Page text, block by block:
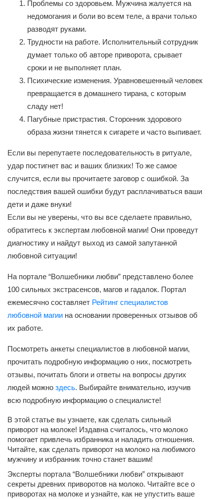
В этой статье вы узнаете, как сделать сильный
приворот на молоке! Издавна считалось, что молоко
помогает привлечь избранника и наладить отношения.
Читайте, как сделать приворот на молоко на любимого
мужчину и избранник точно станет вашим!
Эксперты портала “Волшебники любви” открывают
секреты древних приворотов на молоко. Читайте все о
приворотах на молоке и узнайте, как не упустить ваше
Проблемы со здоровьем. Мужчина жалуется на
недомогания и боли во всем теле, а врачи только
разводят руками.
Трудности на работе. Исполнительный сотрудник
думает только об авторе приворота, срывает
сроки и не выполняет план.
Психические изменения. Уравновешенный человек
превращается в домашнего тирана, с которым
сладу нет!
Пагубные пристрастия. Сторонник здорового
образа жизни тянется к сигарете и часто выпивает.
Если вы перепутаете последовательность в ритуале,
удар постигнет вас и ваших близких! То же самое
случится, если вы прочитаете заговор с ошибкой. За
последствия вашей ошибки будут расплачиваться ваши
дети и даже внуки!
Если вы не уверены, что вы все сделаете правильно,
обратитесь к экспертам любовной магии! Они проведут
диагностику и найдут выход из самой запутанной
любовной ситуации!
На портале “Волшебники любви” представлено более
100 сильных экстрасенсов, магов и гадалок. Портал
ежемесячно составляет Рейтинг специалистов
любовной магии на основании проверенных отзывов об
их работе.
Посмотреть анкеты специалистов в любовной магии,
прочитать подробную информацию о них, посмотреть
отзывы, почитать блоги и ответы на вопросы других
людей можно здесь. Выбирайте внимательно, изучив
всю подробную информацию о специалисте!